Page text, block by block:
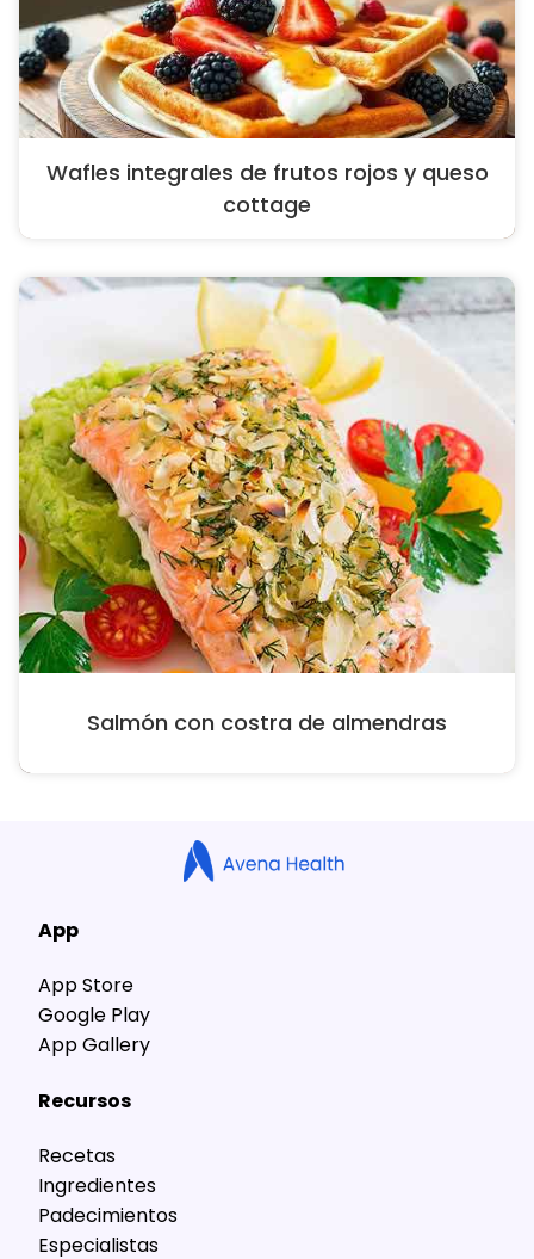
Wafles integrales de frutos rojos y queso
cottage
Salmón con costra de almendras
App
App Store
Google Play
App Gallery
Recursos
Recetas
Ingredientes
Padecimientos
Especialistas